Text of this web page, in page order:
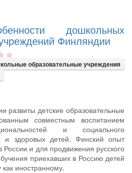
дошкольных
Финляндии
образовательные учреждения
развиты детские образовательные
совместным воспитанием
и социального
и здоровых детей. Финский опыт
России и для продвижения русского
приехавших в Россию детей
как иностранному.